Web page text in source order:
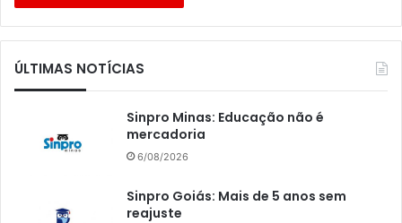
ÚLTIMAS NOTÍCIAS
Sinpro Minas: Educação não é
mercadoria
6/08/2026
Sinpro Goiás: Mais de 5 anos sem
reajuste